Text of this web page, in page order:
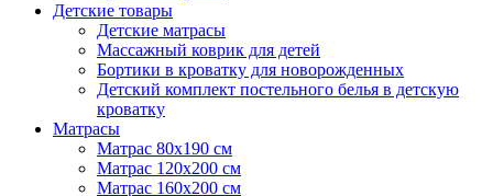
Детские товары
Детские матрасы
Массажный коврик для детей
Бортики в кроватку для новорожденных
Детский комплект постельного белья в детскую
кроватку
Матрасы
Матрас 80х190 см
Матраc 120х200 см
Матрас 160х200 см